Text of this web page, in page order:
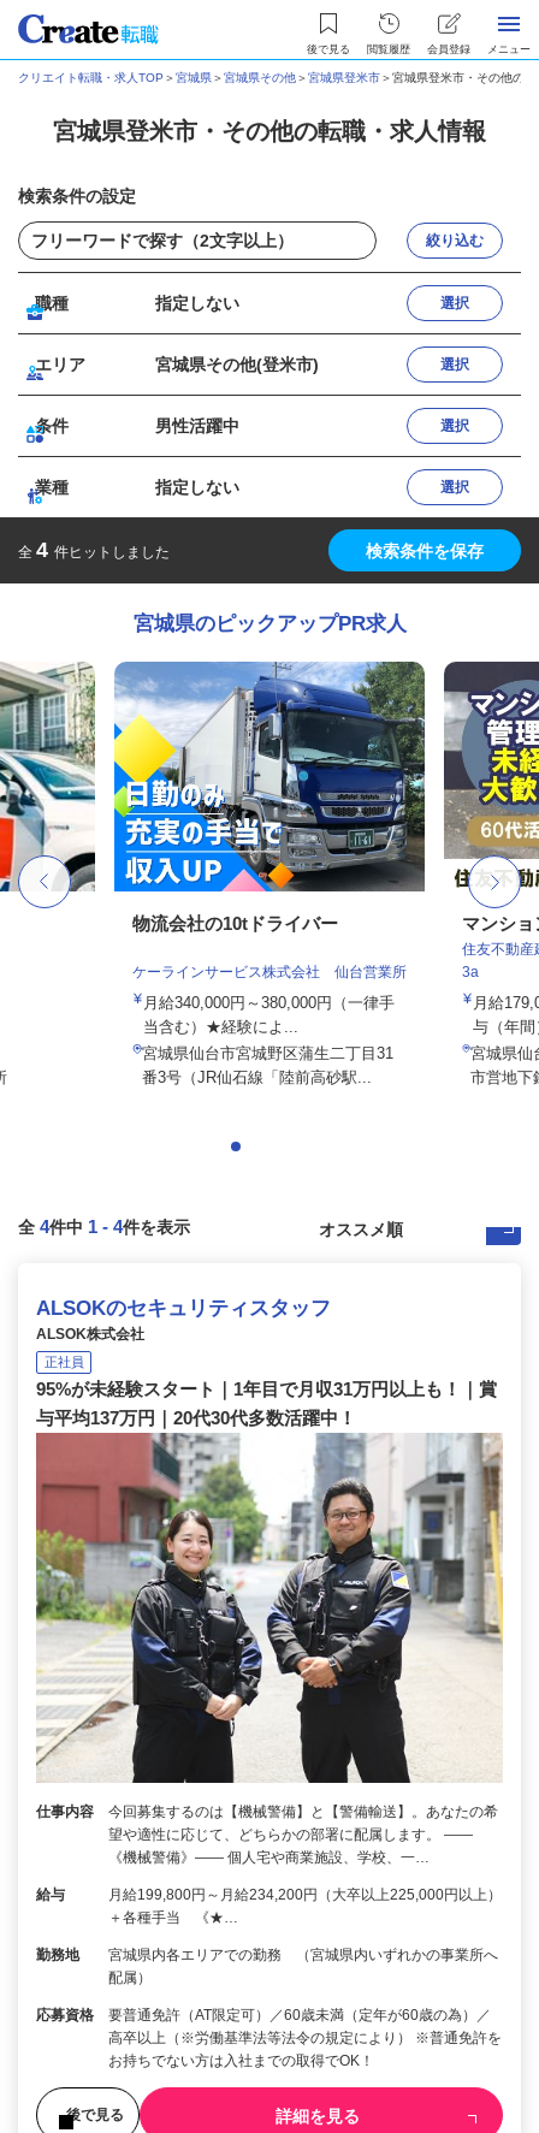
後で見る 閲覧履歴 会員登録 メニュー
クリエイト転職・求人TOP ＞宮城県＞宮城県その他＞宮城県登米市＞宮城県登米市・その他の
宮城県登米市・その他の転職・求人情報
検索条件の設定
絞り込む
職種 指定しない 選択
エリア 宮城県その他(登米市) 選択
条件 男性活躍中 選択
業種 指定しない 選択
全 4 件ヒットしました 検索条件を保存
宮城県のピックアップPR求人
物流会社の10tドライバー
ケーラインサービス株式会社 仙台営業所
月給340,000円～380,000円（一律手
当含む）★経験によ...
宮城県仙台市宮城野区蒲生二丁目31
番3号（JR仙石線「陸前高砂駅...
マンシ
住友不動産
3a
月給
与（年
宮城県仙
市営地下
全 4件中 1 - 4件を表示
ALSOKのセキュリティスタッフ
ALSOK株式会社
正社員
95%が未経験スタート｜1年目で月収31万円以上も！｜賞
与平均137万円｜20代30代多数活躍中！
仕事内容
今回募集するのは【機械警備】と【警備輸送】。あなたの希
望や適性に応じて、どちらかの部署に配属します。 ――
《機械警備》―― 個人宅や商業施設、学校、一…
給与
月給199,800円～月給234,200円（大卒以上225,000円以上）
＋各種手当 《★…
勤務地
宮城県内各エリアでの勤務 （宮城県内いずれかの事業所へ
配属）
応募資格
要普通免許（AT限定可）／60歳未満（定年が60歳の為）／
高卒以上（※労働基準法等法令の規定により） ※普通免許を
お持ちでない方は入社までの取得でOK！
後で見る 詳細を見る